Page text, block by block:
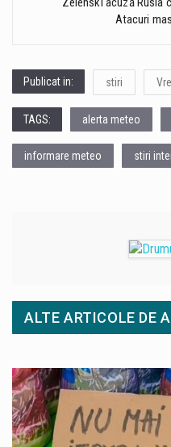
Atacuri
Publicat in: stiri
TAGS: alerta meteo
informare meteo stiri
ALTE ARTICOLE DE